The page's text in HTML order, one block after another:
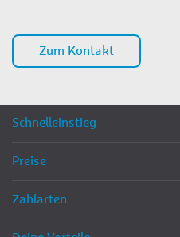
Zum Kontakt
Schnelleinstieg
Preise
Zahlarten